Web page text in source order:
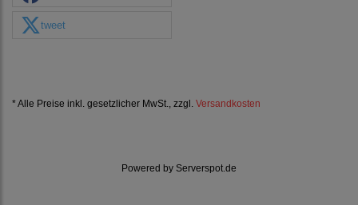
tweet
* Alle Preise inkl. gesetzlicher MwSt., zzgl. Versandkosten
Powered by Serverspot.de